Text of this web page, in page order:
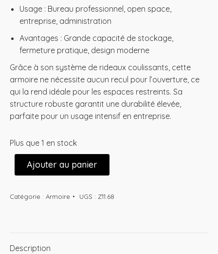
Usage : Bureau professionnel, open space,
entreprise, administration
Avantages : Grande capacité de stockage,
fermeture pratique, design moderne
Grâce à son système de rideaux coulissants, cette
armoire ne nécessite aucun recul pour l’ouverture, ce
qui la rend idéale pour les espaces restreints. Sa
structure robuste garantit une durabilité élevée,
parfaite pour un usage intensif en entreprise.
Plus que 1 en stock
Ajouter au panier
Catégorie : Armoire UGS : Z11.68
Description